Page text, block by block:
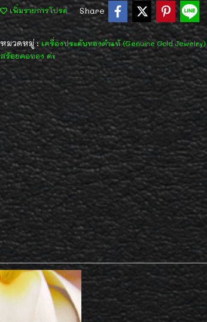
เพิ่มรายการโปรด Share
หมวดหมู่ : เครื่องประดับทองคำแท้ (Genuine Gold Jewelry)
สร้อยคอทอง ค่ะ